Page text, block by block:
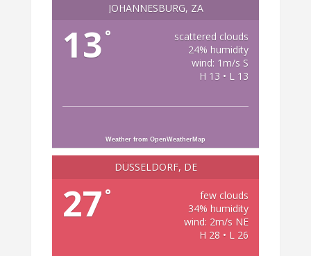
JOHANNESBURG, ZA
13 °
scattered clouds
24% humidity
wind: 1m/s S
H 13 • L 13
Weather from OpenWeatherMap
DÜSSELDORF, DE
27 °
few clouds
34% humidity
wind: 2m/s NE
H 28 • L 26